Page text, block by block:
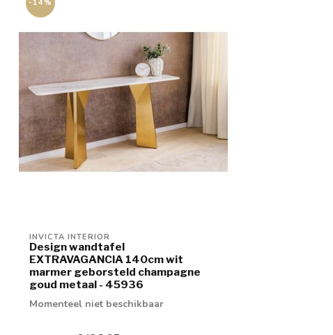
-14%
INVICTA INTERIOR
Design wandtafel
EXTRAVAGANCIA 140cm wit
marmer geborsteld champagne
goud metaal - 45936
Momenteel niet beschikbaar